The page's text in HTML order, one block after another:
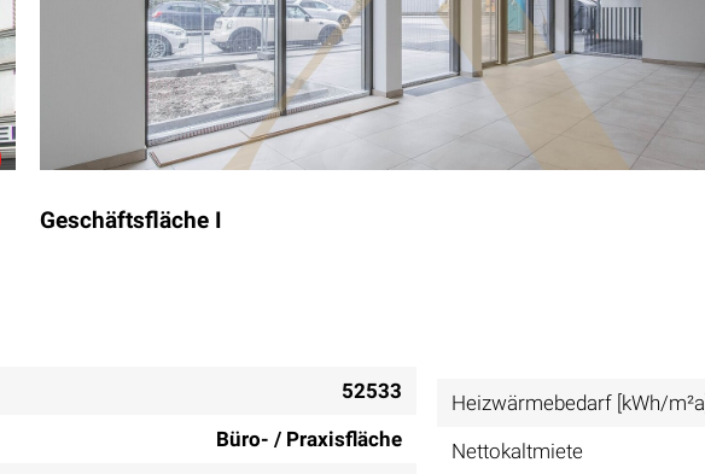
Geschäftsfläche I
52533
Büro- / Praxisfläche
Heizwärmebedarf [kWh/m²a]
Nettokaltmiete